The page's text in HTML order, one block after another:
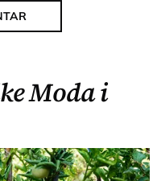
Moda i